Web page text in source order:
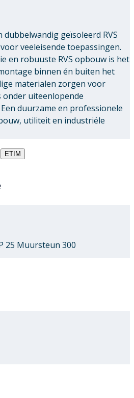
geïsoleerd RVS
veeleisende toepassingen.
en robuuste RVS opbouw is het
binnen én buiten het
materialen zorgen voor
uiteenlopende
duurzame en professionele
utiliteit en industriële
ETIM
25 Muursteun 300